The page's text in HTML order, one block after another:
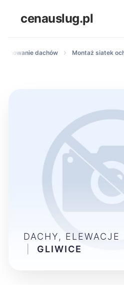
cenauslug.pl
dachów Montaż siatek
DACHY,
GLIWICE